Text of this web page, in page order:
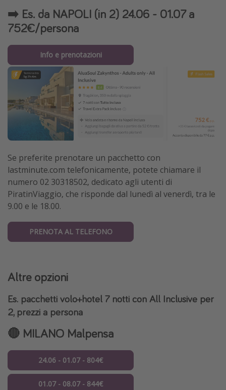
➡️ Es. da NAPOLI (in 2) 24.06 - 01.07 a
752€/persona
Info e prenotazioni
Se preferite prenotare un pacchetto con
lastminute.com telefonicamente, potete chiamare il
numero 02 30318502, dedicato agli utenti di
PiratinViaggio, che risponde dal lunedì al venerdì, tra le
9.00 e le 18.00.
PRENOTA AL TELEFONO
Altre opzioni
Es. pacchetti volo+hotel 7 notti con All Inclusive per
2, prezzi a persona
🔴 MILANO Malpensa
24.06 - 01.07 - 804€
01.07 - 08.07 - 844€